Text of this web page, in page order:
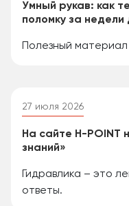
Умный рукав: как
поломку за
Полезный
27 июля 2026
На сайте H-POINT
знаний»
Гидравлика – это
ответы.